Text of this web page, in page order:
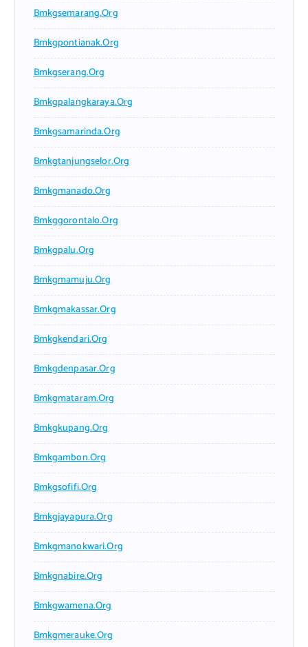
Bmkgsemarang.org
Bmkgpontianak.org
Bmkgserang.org
Bmkgpalangkaraya.org
Bmkgsamarinda.org
Bmkgtanjungselor.org
Bmkgmanado.org
Bmkggorontalo.org
Bmkgpalu.org
Bmkgmamuju.org
Bmkgmakassar.org
Bmkgkendari.org
Bmkgdenpasar.org
Bmkgmataram.org
Bmkgkupang.org
Bmkgambon.org
Bmkgsofifi.org
Bmkgjayapura.org
Bmkgmanokwari.org
Bmkgnabire.org
Bmkgwamena.org
Bmkgmerauke.org